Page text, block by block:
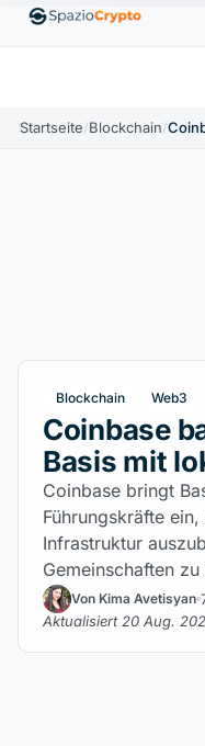
EthereumETH1.880,58 $
Startseite/Blockchain/
Blockchain Web3
Coinbase
Basis mit
Coinbase bringt
Führungskräfte
Infrastruktur
Gemeinschaften
Von Kima Avetisyan
Aktualisiert 20 Aug.